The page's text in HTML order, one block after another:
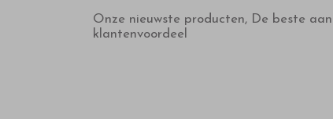
Onze nieuwste producten, De beste
klantenvoordeel